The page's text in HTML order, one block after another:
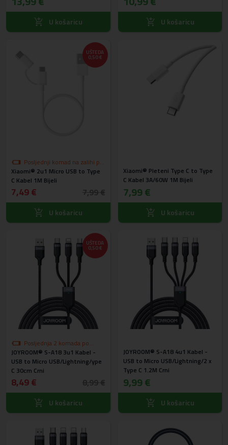
U košaricu U košaricu
UŠTEDA
0,50 €
Posljednji komad na zalihi po
akcijskoj cijeni
Xiaomi® 2u1 Micro USB to Type
C Kabel 1M Bijeli
7,49 €
U košaricu
Xiaomi® Pleteni Type C to Type
C Kabel 3A/60W 1M Bijeli
7,99 €
U košaricu
UŠTEDA
0,50 €
Posljednja 2 komada po
akcijskoj cijeni
JOYROOM® S-A18 3u1 Kabel -
USB to Micro USB/Lightning/ype
C 30cm Crni
8,49 €
U košaricu
JOYROOM® S-A18 4u1 Kabel -
USB to Micro USB/Lightning/2 x
Type C 1.2M Crni
9,99 €
U košaricu